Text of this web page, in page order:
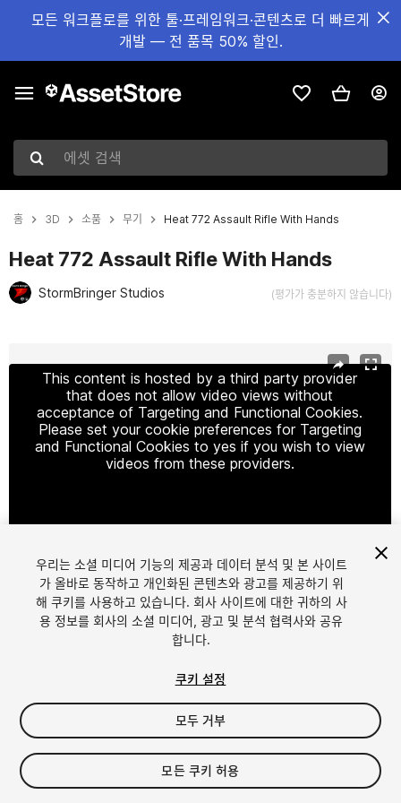
모든 워크플로를 위한 툴·프레임워크·콘텐츠로 더 빠르게
개발 — 전 품목 50% 할인.
에셋 검색
홈 3D 소품 무기 Heat 772 Assault Rifle With Hands
Heat 772 Assault Rifle With Hands
StormBringer Studios (평가가 충분하지 않습니다)
This content is hosted by a third party provider
that does not allow video views without
acceptance of Targeting and Functional Cookies.
Please set your cookie preferences for Targeting
and Functional Cookies to yes if you wish to view
videos from these providers.
1/9
$20
세금/부가세는 결제 시 반영됩니다.
우리는 소셜 미디어 기능의 제공과 데이터 분석 및 본 사이트
가 올바로 동작하고 개인화된 콘텐츠와 광고를 제공하기 위
해 쿠키를 사용하고 있습니다. 회사 사이트에 대한 귀하의 사
용 정보를 회사의 소셜 미디어, 광고 및 분석 협력사와 공유
합니다.
쿠키 설정
모두 거부
모든 쿠키 허용